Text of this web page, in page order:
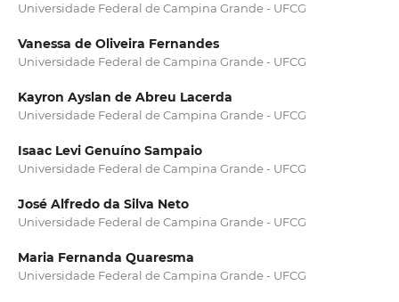
Universidade Federal de Campina Grande - UFCG
Vanessa de Oliveira Fernandes
Universidade Federal de Campina Grande - UFCG
Kayron Ayslan de Abreu Lacerda
Universidade Federal de Campina Grande - UFCG
Isaac Levi Genuíno Sampaio
Universidade Federal de Campina Grande - UFCG
José Alfredo da Silva Neto
Universidade Federal de Campina Grande - UFCG
Maria Fernanda Quaresma
Universidade Federal de Campina Grande - UFCG